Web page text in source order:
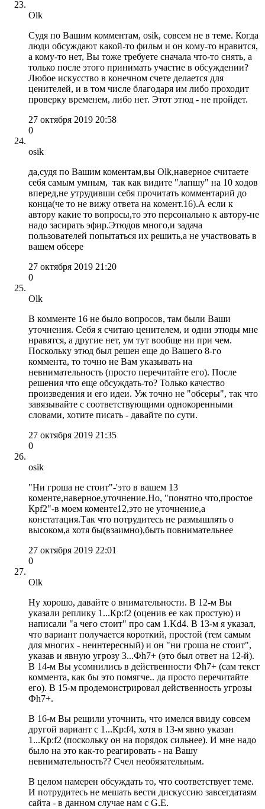
Olk
Судя по Вашим комментам, osik, совсем не в теме. Когда
люди обсуждают какой-то фильм и он кому-то нравится,
а кому-то нет, Вы тоже требуете сначала что-то снять, а
только после этого принимать участие в обсуждении?
Любое искусство в конечном счете делается для
ценителей, и в том числе благодаря им либо проходит
проверку временем, либо нет. Этот этюд - не пройдет.
27 октября 2019 20:58
0
osik
да,судя по Вашим коментам,вы Olk,наверное считаете
себя самым умным, так как видите "лапшу" на 10 ходов
вперед,не утрудивши себя прочитать комментарий до
конца(че то не вижу ответа на комент.16).А если к
автору какие то вопросы,то это персонально к автору-не
надо засирать эфир.Этюдов много,и задача
пользователей попытаться их решить,а не участвовать в
вашем обсере
27 октября 2019 21:20
0
Olk
В комменте 16 не было вопросов, там были Ваши
уточнения. Себя я считаю ценителем, и одни этюды мне
нравятся, а другие нет, ум тут вообще ни при чем.
Поскольку этюд был решен еще до Вашего 8-го
коммента, то точно не Вам указывать на
невнимательность (просто перечитайте его). После
решения что еще обсуждать-то? Только качество
произведения и его идеи. Уж точно не "обсеры", так что
завязывайте с соответствующими однокоренными
словами, хотите писать - давайте по сути.
27 октября 2019 21:35
0
osik
"Ни гроша не стоит"-'это в вашем 13
коменте,наверное,уточнение.Но, "понятно что,простое
Крf2"-в моем коменте12,это не уточнение,а
констатация.Так что потрудитесь не размышлять о
высоком,а хотя бы(взаимно),быть повнимательнее
27 октября 2019 22:01
0
Olk
Ну хорошо, давайте о внимательности. В 12-м Вы
указали реплику 1...Кр:f2 (оценив ее как простую) и
написали "а чего стоит" про сам 1.Kd4. В 13-м я указал,
что вариант получается короткий, простой (тем самым
для многих - неинтересный) и он "ни гроша не стоит",
указав и явную угрозу 3...Фh7+ (это был ответ на 12-й).
В 14-м Вы усомнились в действенности Фh7+ (сам текст
коммента, как бы это помягче.. да просто перечитайте
его). В 15-м продемонстрировал действенность угрозы
Фh7+.
В 16-м Вы рещили уточнить, что имелся ввиду совсем
другой вариант с 1...Кр:f4, хотя в 13-м явно указан
1...Кр:f2 (поскольку он на порядок сильнее). И мне надо
было на это как-то реагировать - на Вашу
невнимательность?? Счел необязательным.
В целом намерен обсуждать то, что соответствует теме.
И потрудитесь не мешать вести дискуссию завсегдатаям
сайта - в данном случае нам с G.E.